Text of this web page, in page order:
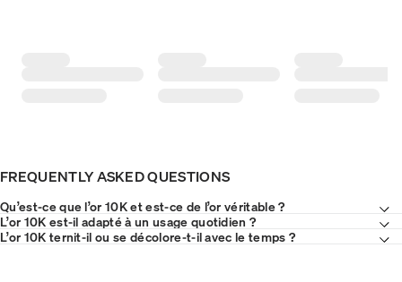
FREQUENTLY ASKED QUESTIONS
Qu’est-ce que l’or 10K et est-ce de l’or véritable ?
L’or 10K est-il adapté à un usage quotidien ?
L’or 10K ternit-il ou se décolore-t-il avec le temps ?